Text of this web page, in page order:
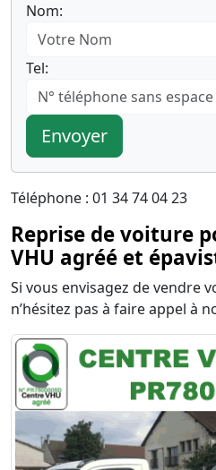
Nom:
Tel:
Envoyer
Téléphone : 01 34 74 04 23
Reprise de voiture
VHU agréé et
Si vous envisagez de vendre
n’hésitez pas à faire appel à